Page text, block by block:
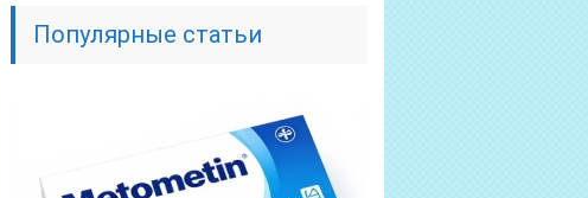
Популярные статьи